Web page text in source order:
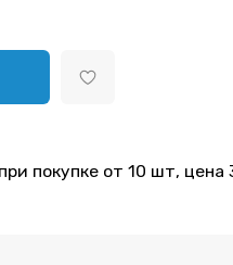
покупке от 10 шт,